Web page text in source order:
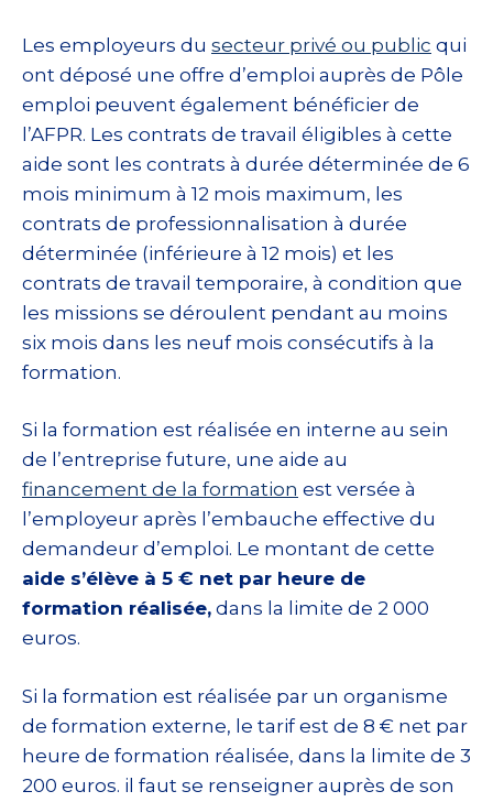
Les employeurs du secteur privé ou public qui
ont déposé une offre d’emploi auprès de Pôle
emploi peuvent également bénéficier de
l’AFPR. Les contrats de travail éligibles à cette
aide sont les contrats à durée déterminée de 6
mois minimum à 12 mois maximum, les
contrats de professionnalisation à durée
déterminée (inférieure à 12 mois) et les
contrats de travail temporaire, à condition que
les missions se déroulent pendant au moins
six mois dans les neuf mois consécutifs à la
formation.
Si la formation est réalisée en interne au sein
de l’entreprise future, une aide au
financement de la formation est versée à
l’employeur après l’embauche effective du
demandeur d’emploi. Le montant de cette
aide s’élève à 5 € net par heure de
formation réalisée, dans la limite de 2 000
euros.
Si la formation est réalisée par un organisme
de formation externe, le tarif est de 8 € net par
heure de formation réalisée, dans la limite de 3
200 euros. il faut se renseigner auprès de son